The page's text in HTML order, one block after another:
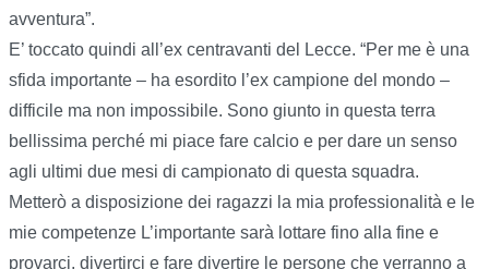
avventura”.
E’ toccato quindi all’ex centravanti del Lecce. “Per me è una
sfida importante – ha esordito l’ex campione del mondo –
difficile ma non impossibile. Sono giunto in questa terra
bellissima perché mi piace fare calcio e per dare un senso
agli ultimi due mesi di campionato di questa squadra.
Metterò a disposizione dei ragazzi la mia professionalità e le
mie competenze L’importante sarà lottare fino alla fine e
provarci, divertirci e fare divertire le persone che verranno a